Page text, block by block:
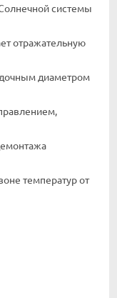
системы
отражательную
диаметром
температур от